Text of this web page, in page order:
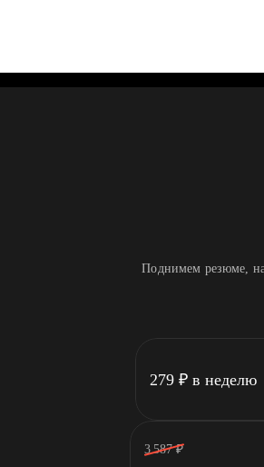
Поднимем резюме,
279 ₽ в неделю
3 587 ₽